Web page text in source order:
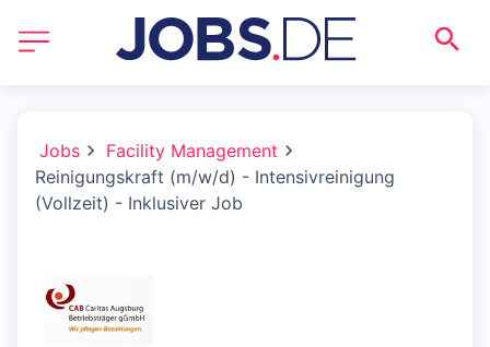
Jobs
Facility Management
Reinigungskraft (m/w/d) - Intensivreinigung
(Vollzeit) - Inklusiver Job